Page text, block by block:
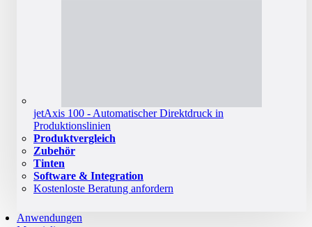
jetAxis 100 - Automatischer Direktdruck in
Produktionslinien
Produktvergleich
Zubehör
Tinten
Software & Integration
Kostenloste Beratung anfordern
Anwendungen